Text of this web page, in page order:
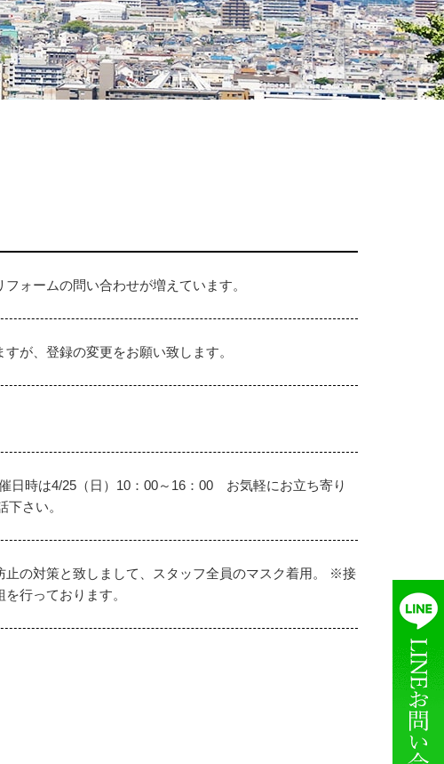
ォームの問い合わせが増えています。
が、登録の変更をお願い致します。
日時は4/25（日）10：00～16：00 お気軽にお立ち寄り
さい。
止の対策と致しまして、スタッフ全員のマスク着用。 ※接
行っております。